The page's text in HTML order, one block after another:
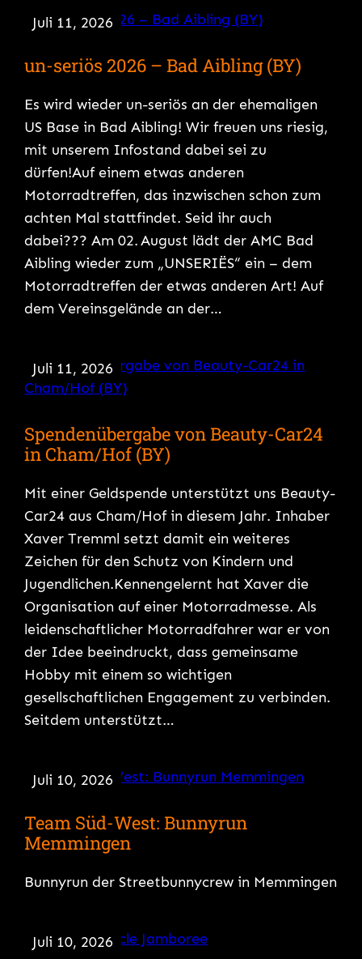
Juli 11, 2026
un-seriös 2026 – Bad Aibling (BY)
Es wird wieder un-seriös an der ehemaligen
US Base in Bad Aibling! Wir freuen uns riesig,
mit unserem Infostand dabei sei zu
dürfen!Auf einem etwas anderen
Motorradtreffen, das inzwischen schon zum
achten Mal stattfindet. Seid ihr auch
dabei??? Am 02. August lädt der AMC Bad
Aibling wieder zum „UNSERIËS“ ein – dem
Motorradtreffen der etwas anderen Art! Auf
dem Vereinsgelände an der…
Juli 11, 2026
Spendenübergabe von Beauty-Car24
in Cham/Hof (BY)
Mit einer Geldspende unterstützt uns Beauty-
Car24 aus Cham/Hof in diesem Jahr. Inhaber
Xaver Tremml setzt damit ein weiteres
Zeichen für den Schutz von Kindern und
Jugendlichen.Kennengelernt hat Xaver die
Organisation auf einer Motorradmesse. Als
leidenschaftlicher Motorradfahrer war er von
der Idee beeindruckt, dass gemeinsame
Hobby mit einem so wichtigen
gesellschaftlichen Engagement zu verbinden.
Seitdem unterstützt…
Juli 10, 2026
Team Süd-West: Bunnyrun
Memmingen
Bunnyrun der Streetbunnycrew in Memmingen
Juli 10, 2026